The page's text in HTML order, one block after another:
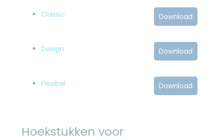
Download
Classic
Download
Design
Download
Flexibel
Hoekstukken voor